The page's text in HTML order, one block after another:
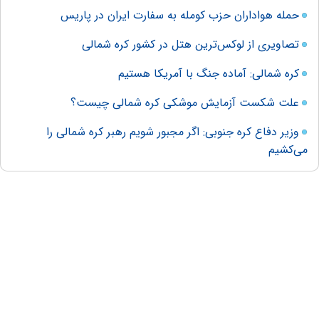
حمله هواداران حزب کومله به سفارت ایران در پاریس
تصاویری از لوکس‌ترین هتل در کشور کره شمالی
کره شمالی: آماده جنگ با آمریکا هستیم
علت شکست آزمایش موشکی کره شمالی چیست؟
وزیر دفاع کره جنوبی: اگر مجبور شویم رهبر کره شمالی را
می‌کشیم